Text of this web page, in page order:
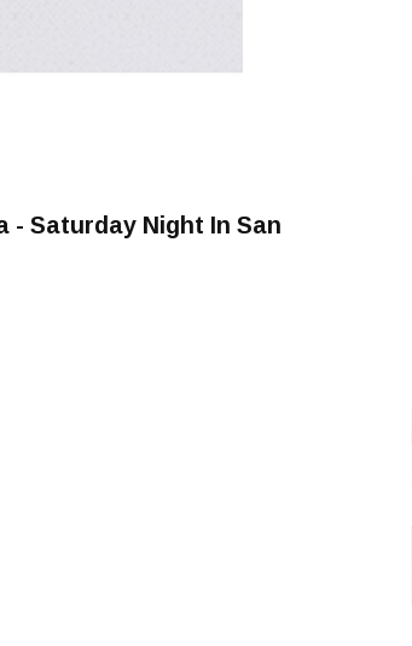
- Saturday Night In San